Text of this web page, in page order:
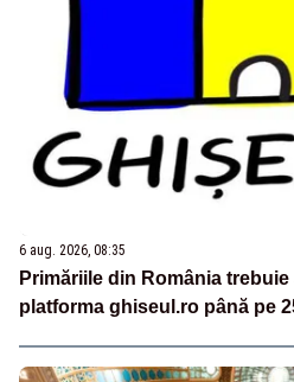
6 aug. 2026, 08:35
Primăriile din România
platforma ghiseul.ro până pe